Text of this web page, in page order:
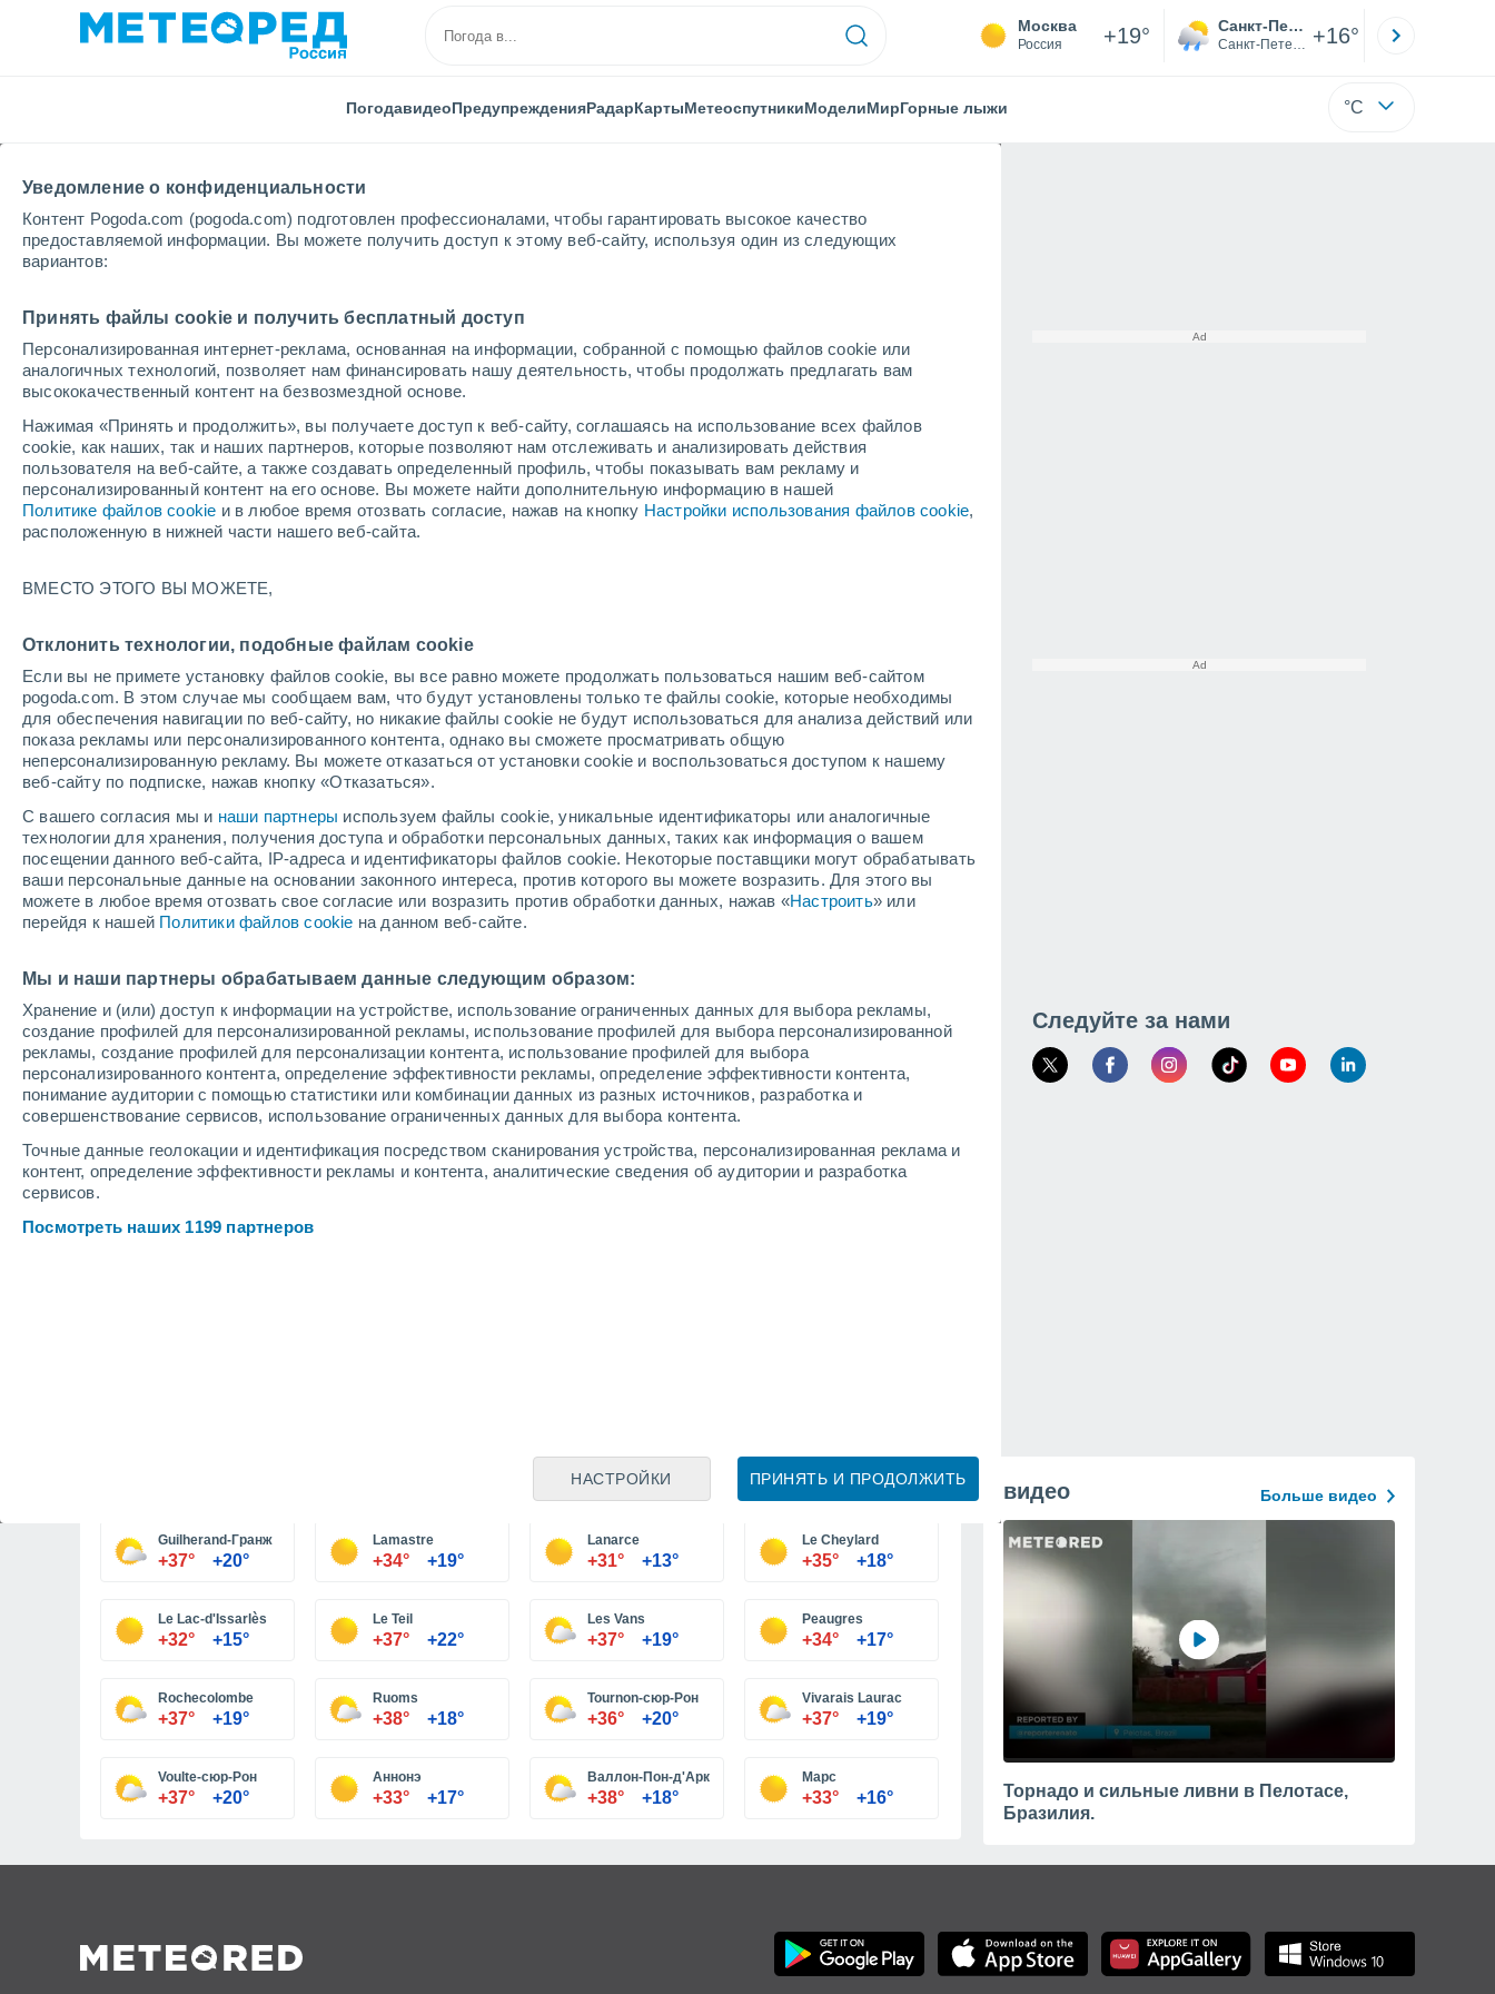
Уведомление о конфиденциальности
Контент Pogoda.com (pogoda.com) подготовлен профессионалами, чтобы гарантировать высокое качество
предоставляемой информации. Вы можете получить доступ к этому веб-сайту, используя один из следующих
вариантов:
Принять файлы cookie и получить бесплатный доступ
Персонализированная интернет-реклама, основанная на информации, собранной с помощью файлов cookie или
аналогичных технологий, позволяет нам финансировать нашу деятельность, чтобы продолжать предлагать вам
высококачественный контент на безвозмездной основе.
Нажимая «Принять и продолжить», вы получаете доступ к веб-сайту, соглашаясь на использование всех файлов
cookie, как наших, так и наших партнеров, которые позволяют нам отслеживать и анализировать действия
пользователя на веб-сайте, а также создавать определенный профиль, чтобы показывать вам рекламу и
персонализированный контент на его основе. Вы можете найти дополнительную информацию в нашей
Политике файлов cookie и в любое время отозвать согласие, нажав на кнопку Настройки использования файлов cookie,
расположенную в нижней части нашего веб-сайта.
ВМЕСТО ЭТОГО ВЫ МОЖЕТЕ,
Отклонить технологии, подобные файлам cookie
Если вы не примете установку файлов cookie, вы все равно можете продолжать пользоваться нашим веб-сайтом
pogoda.com. В этом случае мы сообщаем вам, что будут установлены только те файлы cookie, которые необходимы
для обеспечения навигации по веб-сайту, но никакие файлы cookie не будут использоваться для анализа действий или
показа рекламы или персонализированного контента, однако вы сможете просматривать общую
неперсонализированную рекламу. Вы можете отказаться от установки cookie и воспользоваться доступом к нашему
веб-сайту по подписке, нажав кнопку «Отказаться».
С вашего согласия мы и наши партнеры используем файлы cookie, уникальные идентификаторы или аналогичные
технологии для хранения, получения доступа и обработки персональных данных, таких как информация о вашем
посещении данного веб-сайта, IP-адреса и идентификаторы файлов cookie. Некоторые поставщики могут обрабатывать
ваши персональные данные на основании законного интереса, против которого вы можете возразить. Для этого вы
можете в любое время отозвать свое согласие или возразить против обработки данных, нажав «Настроить» или
перейдя к нашей Политики файлов cookie на данном веб-сайте.
Мы и наши партнеры обрабатываем данные следующим образом:
Хранение и (или) доступ к информации на устройстве, использование ограниченных данных для выбора рекламы,
создание профилей для персонализированной рекламы, использование профилей для выбора персонализированной
рекламы, создание профилей для персонализации контента, использование профилей для выбора
персонализированного контента, определение эффективности рекламы, определение эффективности контента,
понимание аудитории с помощью статистики или комбинации данных из разных источников, разработка и
совершенствование сервисов, использование ограниченных данных для выбора контента.
Точные данные геолокации и идентификация посредством сканирования устройства, персонализированная реклама и
контент, определение эффективности рекламы и контента, аналитические сведения об аудитории и разработка
сервисов.
Посмотреть наших 1199 партнеров
ПРИНЯТЬ И ПРОДОЛЖИТЬ
НАСТРОЙКИ
Москва
Россия +19° Санкт-Петербург
Санкт-Петербург +16°
ПогодавидеоПредупрежденияРадарКартыМетеоспутникиМоделиМирГорные лыжи °C
Погода в Ардеше
cегодня, 8 августа Весь день символ
+20°
+37°
+35°
+19°
Обена
+33°
+17°
Аннонэ
Lamastre
+13°
Lanarce
+35°
+18°
Le Cheylard
+19°
Les Vans
+18°
Валлон-
Leaflet |©OpenStreetMap|ECMWF
Следуйте за нами
Guilherand-Гранж
+37° +20°
Lamastre
+34° +19°
Lanarce
+31° +13°
Le Cheylard
+35° +18°
Le Lac-d'Issarlès
+32° +15°
Le Teil
+37° +22°
Les Vans
+37° +19°
Peaugres
+34° +17°
Rochecolombe
+37° +19°
Ruoms
+38° +18°
Tournon-сюр-Рон
+36° +20°
Vivarais Laurac
+37° +19°
Voulte-сюр-Рон
+37° +20°
Аннонэ
+33° +17°
Валлон-Пон-д'Арк
+38° +18°
Марс
+33° +16°
видео Больше видео
Торнадо и сильные ливни в Пелотасе,
Бразилия.